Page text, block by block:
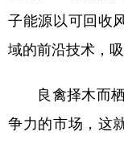
子能源以可回收
域的前沿技术，
良禽择木而栖
争力的市场，这